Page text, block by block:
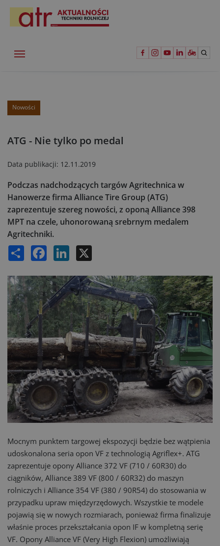
Nowości
ATG - Nie tylko po medal
Data publikacji: 12.11.2019
Podczas nadchodzących targów Agritechnica w
Hanowerze firma Alliance Tire Group (ATG)
zaprezentuje szereg nowości, z oponą Alliance 398
MPT na czele, uhonorowaną srebrnym medalem
Agritechniki.
Share Facebook LinkedIn
Mocnym punktem targowej ekspozycji będzie bez wątpienia
udoskonalona seria opon VF z technologią Agriflex+. ATG
zaprezentuje opony Alliance 372 VF (710 / 60R30) do
ciągników, Alliance 389 VF (800 / 60R32) do maszyn
rolniczych i Alliance 354 VF (380 / 90R54) do stosowania w
przypadku upraw międzyrzędowych. Wszystkie te modele
pojawią się w nowych rozmiarach, ponieważ firma finalizuje
właśnie proces przekształcania opon IF w kompletną serię
VF. Opony Alliance VF (Very High Flexion) umożliwiają